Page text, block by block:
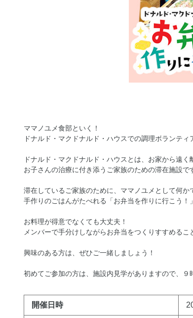
ママノユメ食部といく！
ドナルド・マクドナルド・ハウスでの調理ボランティ
ドナルド・マクドナルド・ハウスとは、お家から遠
お子さんの治療に付き添うご家族のための滞在施設で
滞在しているご家族のために、ママノユメとして何
手作りのごはんがたべれる「お弁当を作りに行こう
お料理が得意でなくても大丈夫！
メンバーで手分けしながらお弁当をつくりすすめるこ
興味のある方は、ぜひご一緒しましょう！
初めてご参加の方は、施設内見学がありますので、９
開催日時